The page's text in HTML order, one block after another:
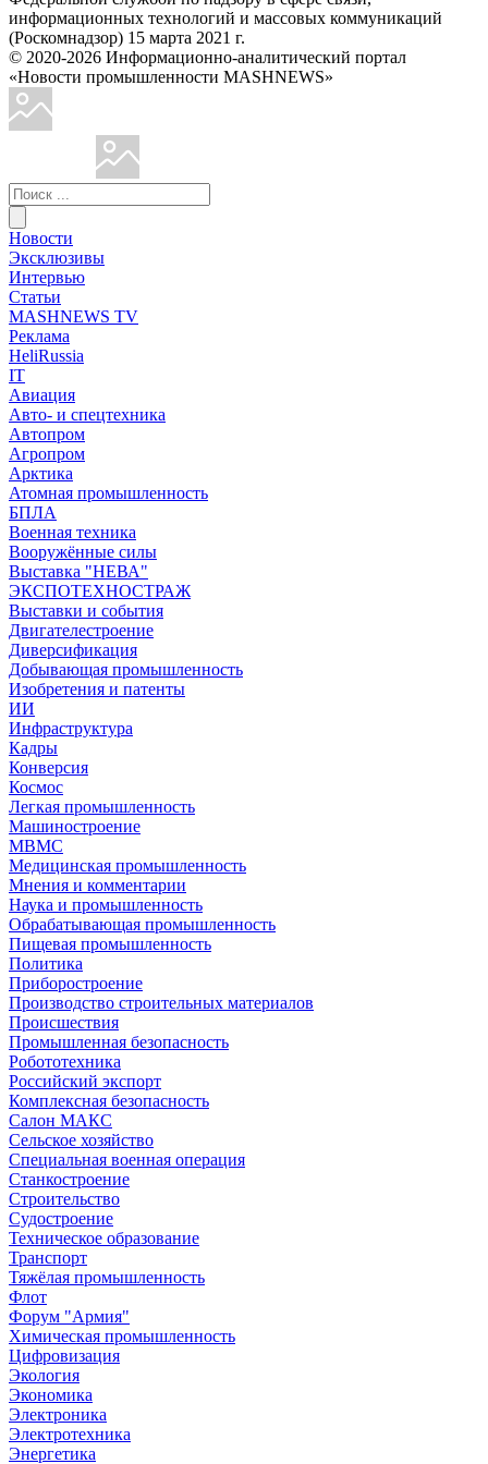
информационных технологий и массовых коммуникаций
(Роскомнадзор) 15 марта 2021 г.
© 2020-2026 Информационно-аналитический портал
«Новости промышленности MASHNEWS»
Новости
Эксклюзивы
Интервью
Статьи
MASHNEWS TV
Реклама
HeliRussia
IT
Авиация
Авто- и спецтехника
Автопром
Агропром
Арктика
Атомная промышленность
БПЛА
Военная техника
Вооружённые силы
Выставка "НЕВА"
ЭКСПОТЕХНОСТРАЖ
Выставки и события
Двигателестроение
Диверсификация
Добывающая промышленность
Изобретения и патенты
ИИ
Инфраструктура
Кадры
Конверсия
Космос
Легкая промышленность
Машиностроение
МВМС
Медицинская промышленность
Мнения и комментарии
Наука и промышленность
Обрабатывающая промышленность
Пищевая промышленность
Политика
Приборостроение
Производство строительных материалов
Происшествия
Промышленная безопасность
Робототехника
Российский экспорт
Комплексная безопасность
Салон МАКС
Сельское хозяйство
Специальная военная операция
Станкостроение
Строительство
Судостроение
Техническое образование
Транспорт
Тяжёлая промышленность
Флот
Форум "Армия"
Химическая промышленность
Цифровизация
Экология
Экономика
Электроника
Электротехника
Энергетика